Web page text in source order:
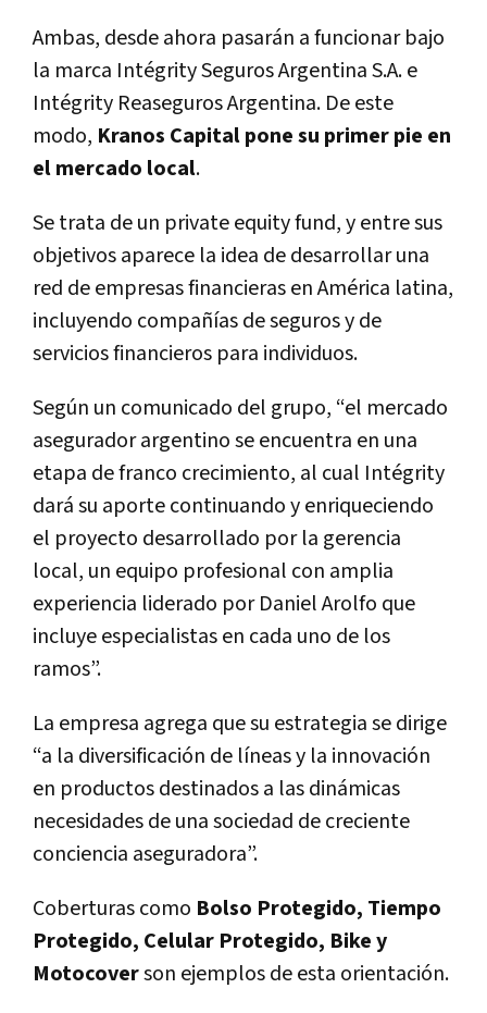
Ambas, desde ahora pasarán a funcionar bajo
la marca Intégrity Seguros Argentina S.A. e
Intégrity Reaseguros Argentina. De este
modo, Kranos Capital pone su primer pie en
el mercado local.
Se trata de un private equity fund, y entre sus
objetivos aparece la idea de desarrollar una
red de empresas financieras en América latina,
incluyendo compañías de seguros y de
servicios financieros para individuos.
Según un comunicado del grupo, “el mercado
asegurador argentino se encuentra en una
etapa de franco crecimiento, al cual Intégrity
dará su aporte continuando y enriqueciendo
el proyecto desarrollado por la gerencia
local, un equipo profesional con amplia
experiencia liderado por Daniel Arolfo que
incluye especialistas en cada uno de los
ramos”.
La empresa agrega que su estrategia se dirige
“a la diversificación de líneas y la innovación
en productos destinados a las dinámicas
necesidades de una sociedad de creciente
conciencia aseguradora”.
Coberturas como Bolso Protegido, Tiempo
Protegido, Celular Protegido, Bike y
Motocoverson ejemplos de esta orientación.